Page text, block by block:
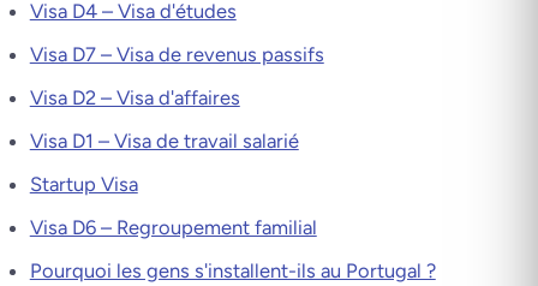
Visa D4 – Visa d'études
Visa D7 – Visa de revenus passifs
Visa D2 – Visa d'affaires
Visa D1 – Visa de travail salarié
Startup Visa
Visa D6 – Regroupement familial
Pourquoi les gens s'installent-ils au Portugal ?